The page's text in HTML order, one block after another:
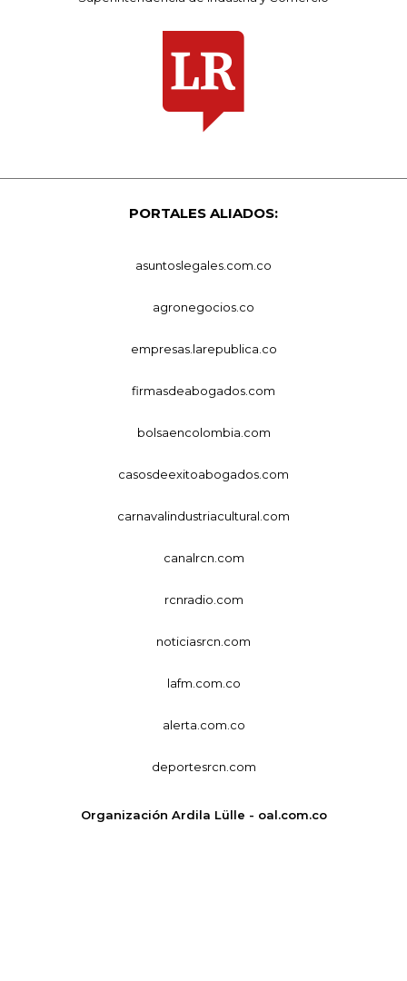
PORTALES ALIADOS:
asuntoslegales.com.co
agronegocios.co
empresas.larepublica.co
firmasdeabogados.com
bolsaencolombia.com
casosdeexitoabogados.com
carnavalindustriacultural.com
canalrcn.com
rcnradio.com
noticiasrcn.com
lafm.com.co
alerta.com.co
deportesrcn.com
Organización Ardila Lülle - oal.com.co